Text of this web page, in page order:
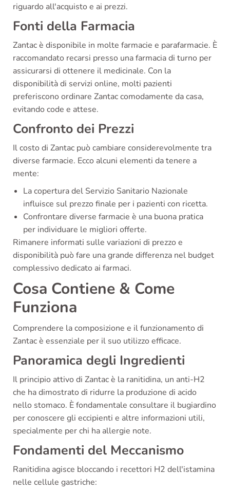
riguardo all'acquisto e ai prezzi.
Fonti della Farmacia
Zantac è disponibile in molte farmacie e parafarmacie. È
raccomandato recarsi presso una farmacia di turno per
assicurarsi di ottenere il medicinale. Con la
disponibilità di servizi online, molti pazienti
preferiscono ordinare Zantac comodamente da casa,
evitando code e attese.
Confronto dei Prezzi
Il costo di Zantac può cambiare considerevolmente tra
diverse farmacie. Ecco alcuni elementi da tenere a
mente:
La copertura del Servizio Sanitario Nazionale
influisce sul prezzo finale per i pazienti con ricetta.
Confrontare diverse farmacie è una buona pratica
per individuare le migliori offerte.
Rimanere informati sulle variazioni di prezzo e
disponibilità può fare una grande differenza nel budget
complessivo dedicato ai farmaci.
Cosa Contiene & Come
Funziona
Comprendere la composizione e il funzionamento di
Zantac è essenziale per il suo utilizzo efficace.
Panoramica degli Ingredienti
Il principio attivo di Zantac è la ranitidina, un anti-H2
che ha dimostrato di ridurre la produzione di acido
nello stomaco. È fondamentale consultare il bugiardino
per conoscere gli eccipienti e altre informazioni utili,
specialmente per chi ha allergie note.
Fondamenti del Meccanismo
Ranitidina agisce bloccando i recettori H2 dell'istamina
nelle cellule gastriche: